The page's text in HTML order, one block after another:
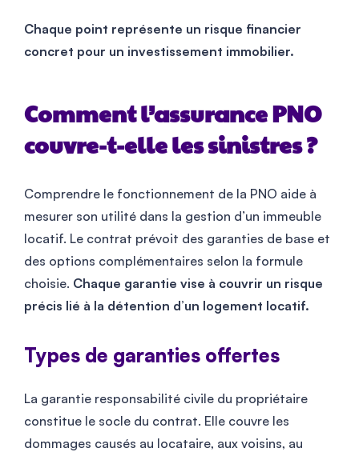
Chaque point représente un risque financier
concret pour un investissement immobilier.
Comment l’assurance PNO
couvre-t-elle les sinistres ?
Comprendre le fonctionnement de la PNO aide à
mesurer son utilité dans la gestion d’un immeuble
locatif. Le contrat prévoit des garanties de base et
des options complémentaires selon la formule
choisie. Chaque garantie vise à couvrir un risque
précis lié à la détention d’un logement locatif.
Types de garanties offertes
La garantie responsabilité civile du propriétaire
constitue le socle du contrat. Elle couvre les
dommages causés au locataire, aux voisins, au